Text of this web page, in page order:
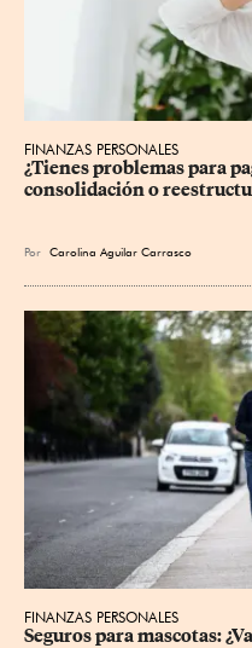
FINANZAS PERSONALES
¿Tienes problemas para
consolidación o
Por Carolina Aguilar Carrasco
FINANZAS PERSONALES
Seguros para mascotas: